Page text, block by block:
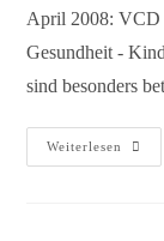
April 2008: VCD
Gesundheit -
sind besonders
Weiterlesen